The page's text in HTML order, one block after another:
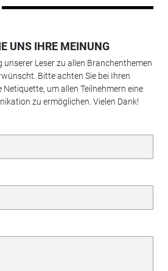
UNS IHRE MEINUNG
unserer Leser zu allen Branchenthemen
Bitte achten Sie bei Ihren
um allen Teilnehmern eine
zu ermöglichen. Vielen Dank!